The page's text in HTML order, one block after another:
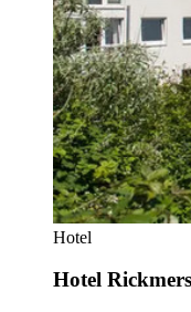
Hotel
Hotel